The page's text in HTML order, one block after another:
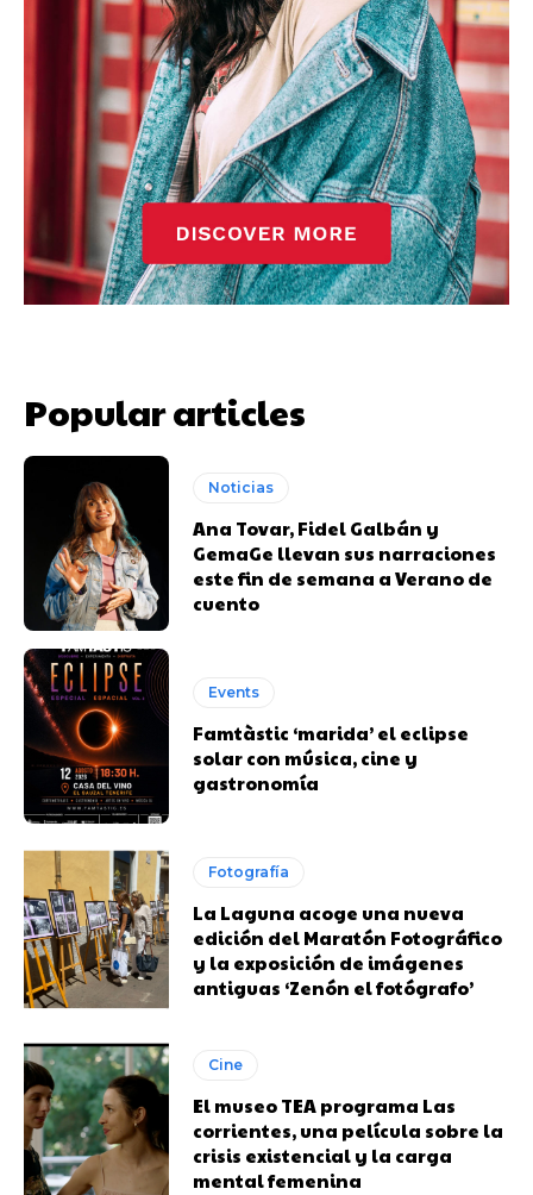
Popular articles
Noticias
Ana Tovar, Fidel Galbán y
GemaGe llevan sus narraciones
este fin de semana a Verano de
cuento
Events
Famtàstic ‘marida’ el eclipse
solar con música, cine y
gastronomía
Fotografía
La Laguna acoge una nueva
edición del Maratón Fotográfico
y la exposición de imágenes
antiguas ‘Zenón el fotógrafo’
Cine
El museo TEA programa Las
corrientes, una película sobre la
crisis existencial y la carga
mental femenina